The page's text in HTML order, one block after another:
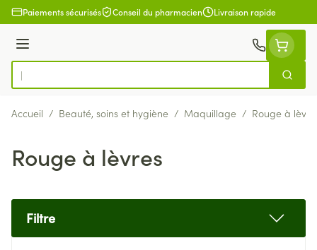
Aller au contenu
Paiements sécurisés Conseil du pharmacien Livraison rapide
Menu
Rechercher
Accueil / Beauté, soins et hygiène / Maquillage / Rouge à
Rouge à lèvres
Filtre